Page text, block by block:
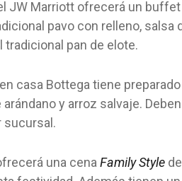
JW Marriott ofrecerá un buffet
pavo con relleno, salsa
tradicional pan de elote.
casa Bottega tiene
y arroz salvaje. Deben
sucursal.
una cena Family Style